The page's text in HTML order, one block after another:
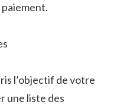
l’objectif de votre
une liste des